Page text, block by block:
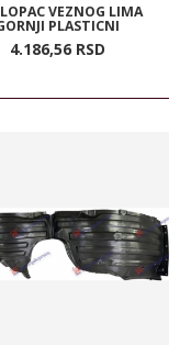
VEZNOG LIMA
PLASTICNI
4.186,56 RSD